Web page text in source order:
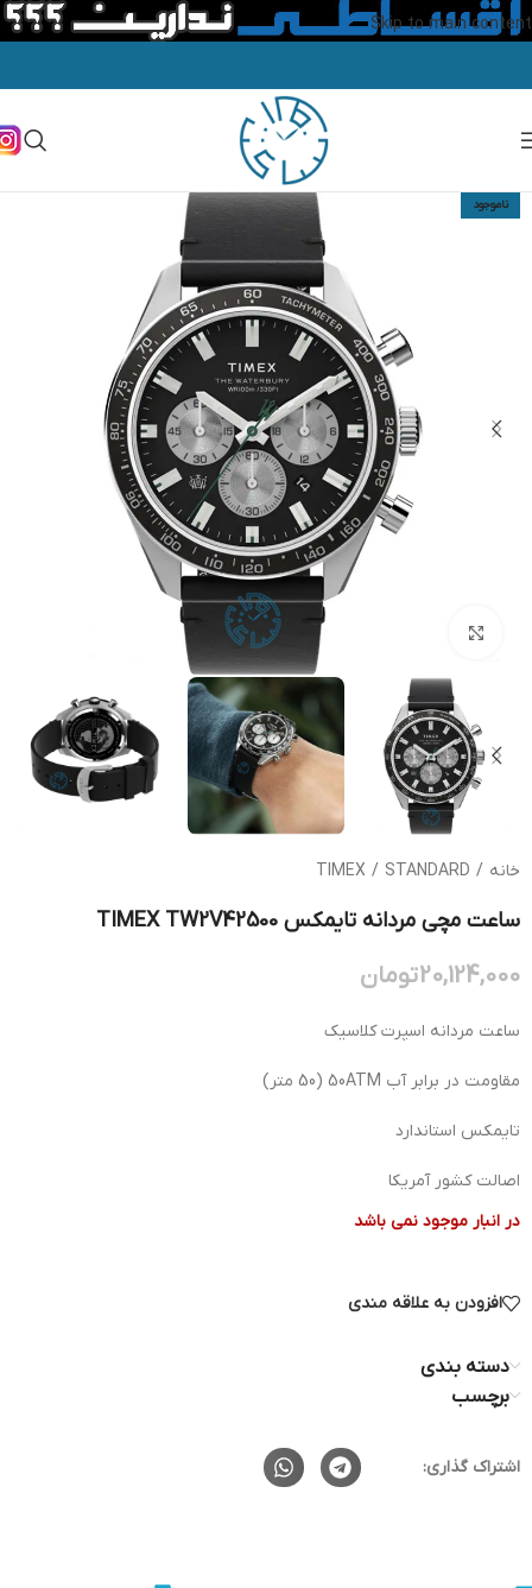
Skip to main content
ناموجود
خانه /
TIMEX / STANDARD
ساعت مچی مردانه تایمکس TIMEX TW2V42500
20,124,000تومان
ساعت مردانه اسپرت کلاسیک
مقاومت در برابر آب 50ATM (50 متر)
تایمکس استاندارد
اصالت کشور آمریکا
در انبار موجود نمی باشد
افزودن به علاقه مندی
دسته بندی
برچسب
اشتراک گذاری: